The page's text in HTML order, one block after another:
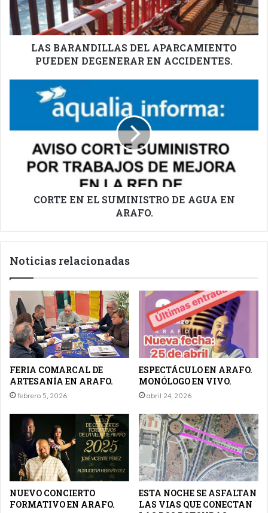
EN
ACCIDENTES.
LAS BARANDILLAS DEL APARCAMIENTO
PUEDEN DEGENERAR EN ACCIDENTES.
ARAFO.
CORTE EN EL SUMINISTRO DE AGUA EN
ARAFO.
Noticias relacionadas
FERIA COMARCAL DE
ARTESANÍA EN ARAFO.
febrero 5, 2026
ESPECTÁCULO EN ARAFO.
MONÓLOGO EN VIVO.
abril 24, 2026
NUEVO CONCIERTO
FORMATIVO EN ARAFO.
ESTA NOCHE SE ASFALTAN
LAS VIAS QUE CONECTAN